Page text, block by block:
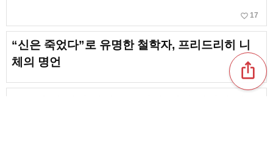
favorite_border 17
“신은 죽었다”로 유명한 철학자, 프리드리히 니
체의 명언
ios_share